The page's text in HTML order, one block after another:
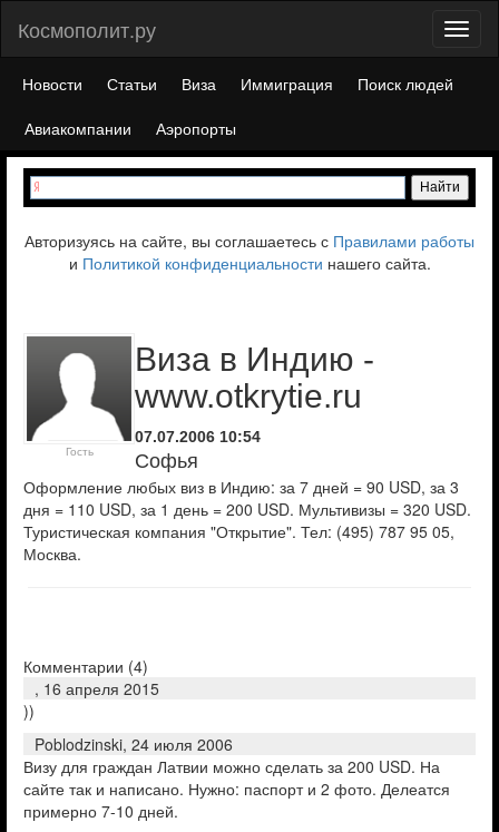
Космополит.ру
Новости Статьи Виза Иммиграция
Поиск людей
Авиакомпании
Аэропорты
Авторизуясь на сайте, вы соглашаетесь с Правилами работы
и Политикой конфиденциальности нашего сайта.
Гость
Виза в Индию -
www.otkrytie.ru
07.07.2006 10:54
Софья
Оформление любых виз в Индию: за 7 дней = 90 USD, за 3
дня = 110 USD, за 1 день = 200 USD. Мультивизы = 320 USD.
Туристическая компания "Открытие". Тел: (495) 787 95 05,
Москва.
Комментарии (4)
, 16 апреля 2015
))
Poblodzinski, 24 июля 2006
Визу для граждан Латвии можно сделать за 200 USD. На
сайте так и написано. Нужно: паспорт и 2 фото. Делеатся
примерно 7-10 дней.